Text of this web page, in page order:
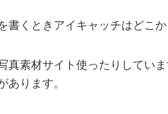
書くときアイキャッチはどこ
真素材サイト使ったりしてい
あります。